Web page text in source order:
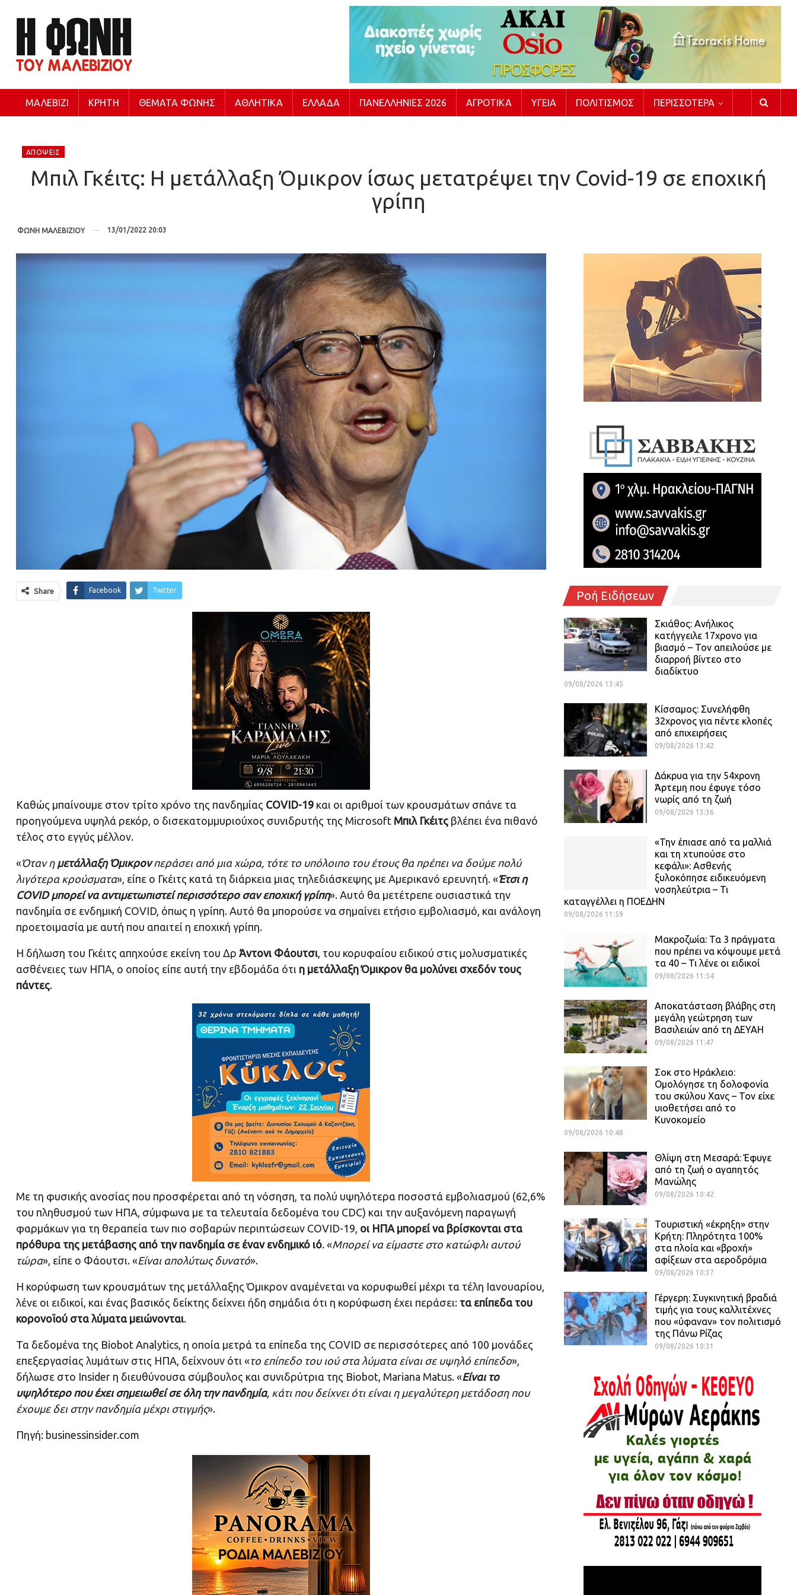
ΜΑΛΕΒΊΖΙ ΚΡΉΤΗ ΘΈΜΑΤΑ ΦΩΝΉΣ ΑΘΛΗΤΙΚΆ ΕΛΛΆΔΑ ΠΑΝΕΛΛΉΝΙΕΣ 2026 ΑΓΡΟΤΙΚΆ ΥΓΕΊΑ ΠΟΛΙΤΙΣΜΌΣ ΠΕΡΙΣΣΌΤΕΡΑ
ΑΠΌΨΕΙΣ
Μπιλ Γκέιτς: Η μετάλλαξη Όμικρον ίσως μετατρέψει την Covid-19 σε εποχική
γρίπη
ΦΩΝΗ ΜΑΛΕΒΙΖΙΟΥ 13/01/2022 20:03
Share Facebook Twitter
Καθώς μπαίνουμε στον τρίτο χρόνο της πανδημίας COVID-19 και οι αριθμοί των κρουσμάτων σπάνε τα
προηγούμενα υψηλά ρεκόρ, ο δισεκατομμυριούχος συνιδρυτής της Microsoft Μπιλ Γκέιτς βλέπει ένα πιθανό
τέλος στο εγγύς μέλλον.
«Όταν η μετάλλαξη Όμικρονπεράσει από μια χώρα, τότε το υπόλοιπο του έτους θα πρέπει να δούμε πολύ
λιγότερα κρούσματα», είπε ο Γκέιτς κατά τη διάρκεια μιας τηλεδιάσκεψης με Αμερικανό ερευνητή. «Έτσι η
COVID μπορεί να αντιμετωπιστεί περισσότερο σαν εποχική γρίπη». Αυτό θα μετέτρεπε ουσιαστικά την
πανδημία σε ενδημική COVID, όπως η γρίπη. Αυτό θα μπορούσε να σημαίνει ετήσιο εμβολιασμό, και ανάλογη
προετοιμασία με αυτή που απαιτεί η εποχική γρίπη.
Η δήλωση του Γκέιτς απηχούσε εκείνη του Δρ Άντονι Φάουτσι, του κορυφαίου ειδικού στις μολυσματικές
ασθένειες των ΗΠΑ, ο οποίος είπε αυτή την εβδομάδα ότι η μετάλλαξη Όμικρον θα μολύνει σχεδόν τους
πάντες.
Με τη φυσικής ανοσίας που προσφέρεται από τη νόσηση, τα πολύ υψηλότερα ποσοστά εμβολιασμού (62,6%
του πληθυσμού των ΗΠΑ, σύμφωνα με τα τελευταία δεδομένα του CDC) και την αυξανόμενη παραγωγή
φαρμάκων για τη θεραπεία των πιο σοβαρών περιπτώσεων COVID-19, οι ΗΠΑ μπορεί να βρίσκονται στα
πρόθυρα της μετάβασης από την πανδημία σε έναν ενδημικό ιό. «Μπορεί να είμαστε στο κατώφλι αυτού
τώρα», είπε ο Φάουτσι. «Είναι απολύτως δυνατό».
Η κορύφωση των κρουσμάτων της μετάλλαξης Όμικρον αναμένεται να κορυφωθεί μέχρι τα τέλη Ιανουαρίου,
λένε οι ειδικοί, και ένας βασικός δείκτης δείχνει ήδη σημάδια ότι η κορύφωση έχει περάσει: τα επίπεδα του
κορονοϊού στα λύματα μειώνονται.
Τα δεδομένα της Biobot Analytics, η οποία μετρά τα επίπεδα της COVID σε περισσότερες από 100 μονάδες
επεξεργασίας λυμάτων στις ΗΠΑ, δείχνουν ότι «το επίπεδο του ιού στα λύματα είναι σε υψηλό επίπεδο»,
δήλωσε στο Insider η διευθύνουσα σύμβουλος και συνιδρύτρια της Biobot, Mariana Matus. «Είναι το
υψηλότερο που έχει σημειωθεί σε όλη την πανδημία, κάτι που δείχνει ότι είναι η μεγαλύτερη μετάδοση που
έχουμε δει στην πανδημία μέχρι στιγμής».
Πηγή: businessinsider.com
Ροή Ειδήσεων
Σκιάθος: Ανήλικος
κατήγγειλε 17χρονο για
βιασμό – Τον απειλούσε με
διαρροή βίντεο στο
διαδίκτυο
09/08/2026 13:45
Κίσσαμος: Συνελήφθη
32χρονος για πέντε κλοπές
από επιχειρήσεις
09/08/2026 13:42
Δάκρυα για την 54χρονη
Άρτεμη που έφυγε τόσο
νωρίς από τη ζωή
09/08/2026 13:36
«Την έπιασε από τα μαλλιά
και τη χτυπούσε στο
κεφάλι»: Ασθενής
ξυλοκόπησε ειδικευόμενη
νοσηλεύτρια – Τι
καταγγέλλει η ΠΟΕΔΗΝ
09/08/2026 11:59
Μακροζωία: Τα 3 πράγματα
που πρέπει να κόψουμε μετά
τα 40 – Τι λένε οι ειδικοί
09/08/2026 11:54
Αποκατάσταση βλάβης στη
μεγάλη γεώτρηση των
Βασιλειών από τη ΔΕΥΑΗ
09/08/2026 11:47
Σοκ στο Ηράκλειο:
Ομολόγησε τη δολοφονία
του σκύλου Χανς – Τον είχε
υιοθετήσει από το
Κυνοκομείο
09/08/2026 10:48
Θλίψη στη Μεσαρά: Έφυγε
από τη ζωή ο αγαπητός
Μανώλης
09/08/2026 10:42
Τουριστική «έκρηξη» στην
Κρήτη: Πληρότητα 100%
στα πλοία και «βροχή»
αφίξεων στα αεροδρόμια
09/08/2026 10:37
Γέργερη: Συγκινητική βραδιά
τιμής για τους καλλιτέχνες
που «ύφαναν» τον πολιτισμό
της Πάνω Ρίζας
09/08/2026 10:31